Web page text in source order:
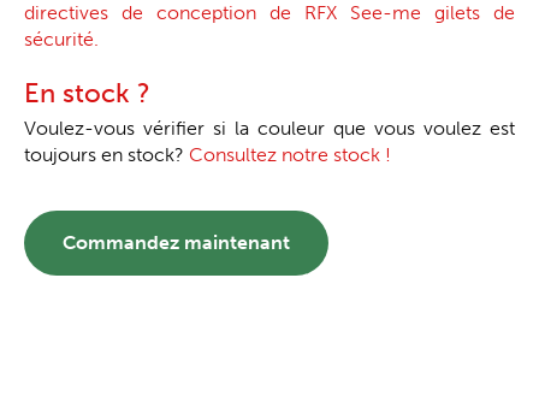
directives de conception de RFX See-me gilets de
sécurité.
En stock ?
Voulez-vous vérifier si la couleur que vous voulez est
toujours en stock? Consultez notre stock !
Commandez maintenant